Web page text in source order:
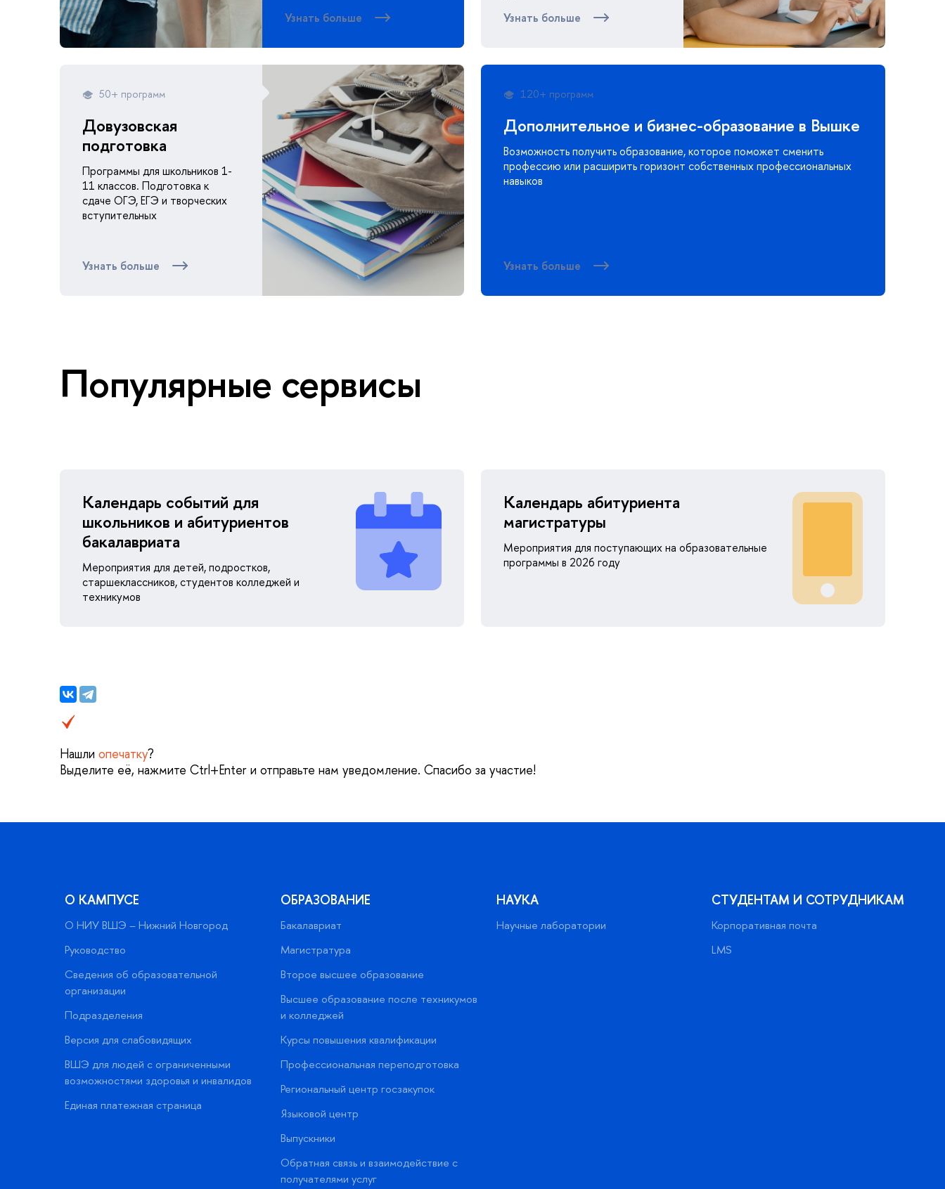
Узнать больше
Узнать больше
50+ программ
Довузовская
подготовка
Программы для школьников 1-
11 классов. Подготовка к
сдаче ОГЭ, ЕГЭ и творческих
вступительных
Узнать больше
120+ программ
Дополнительное и бизнес-образование в Вышке
Возможность получить образование, которое поможет сменить
профессию или расширить горизонт собственных профессиональных
навыков
Узнать больше
Популярные сервисы
Календарь событий для
школьников и абитуриентов
бакалавриата
Мероприятия для детей, подростков,
старшеклассников, студентов колледжей и
техникумов
Календарь абитуриента
магистратуры
Мероприятия для поступающих на образовательные
программы в 2026 году
Нашли опечатку?
Выделите её, нажмите Ctrl+Enter и отправьте нам уведомление. Спасибо за участие!
О КАМПУСЕ
О НИУ ВШЭ – Нижний Новгород
Руководство
Сведения об образовательной
организации
Подразделения
Версия для слабовидящих
ВШЭ для людей с ограниченными
возможностями здоровья и инвалидов
Единая платежная страница
ОБРАЗОВАНИЕ
Бакалавриат
Магистратура
Второе высшее образование
Высшее образование после техникумов
и колледжей
Курсы повышения квалификации
Профессиональная переподготовка
Региональный центр госзакупок
Языковой центр
Выпускники
Обратная связь и взаимодействие с
получателями услуг
НАУКА
Научные лаборатории
СТУДЕНТАМ И СОТРУДНИКАМ
Корпоративная почта
LMS